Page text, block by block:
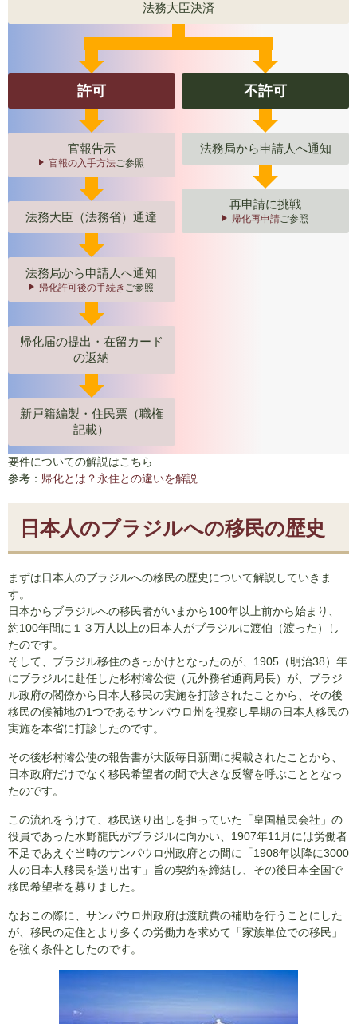
法務大臣決済
許可
官報告示
官報の入手方法ご参照
法務大臣（法務省）通達
法務局から申請人へ通知
帰化許可後の手続き ご参照
帰化届の提出・在留カード
の返納
新戸籍編製・住民票（職権
記載）
不許可
法務局から申請人へ通知
再申請に挑戦
帰化再申請ご参照
要件についての解説はこちら
参考： 帰化とは？永住との違いを解説
日本人のブラジルへの移民の歴史
まずは日本人のブラジルへの移民の歴史について解説していきま
す。
日本からブラジルへの移民者がいまから100年以上前から始まり、
約100年間に１３万人以上の日本人がブラジルに渡伯（渡った）し
たのです。
そして、ブラジル移住のきっかけとなったのが、1905（明治38）年
にブラジルに赴任した杉村濬公使（元外務省通商局長）が、ブラジ
ル政府の閣僚から日本人移民の実施を打診されたことから、その後
移民の候補地の1つであるサンパウロ州を視察し早期の日本人移民の
実施を本省に打診したのです。
その後杉村濬公使の報告書が大阪毎日新聞に掲載されたことから、
日本政府だけでなく移民希望者の間で大きな反響を呼ぶこととなっ
たのです。
この流れをうけて、移民送り出しを担っていた「皇国植民会社」の
役員であった水野龍氏がブラジルに向かい、1907年11月には労働者
不足であえぐ当時のサンパウロ州政府との間に「1908年以降に3000
人の日本人移民を送り出す」旨の契約を締結し、その後日本全国で
移民希望者を募りました。
なおこの際に、サンパウロ州政府は渡航費の補助を行うことにした
が、移民の定住とより多くの労働力を求めて「家族単位での移民」
を強く条件としたのです。